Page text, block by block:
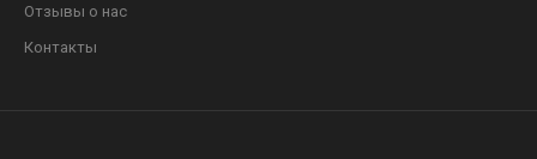
Отзывы о нас
Контакты